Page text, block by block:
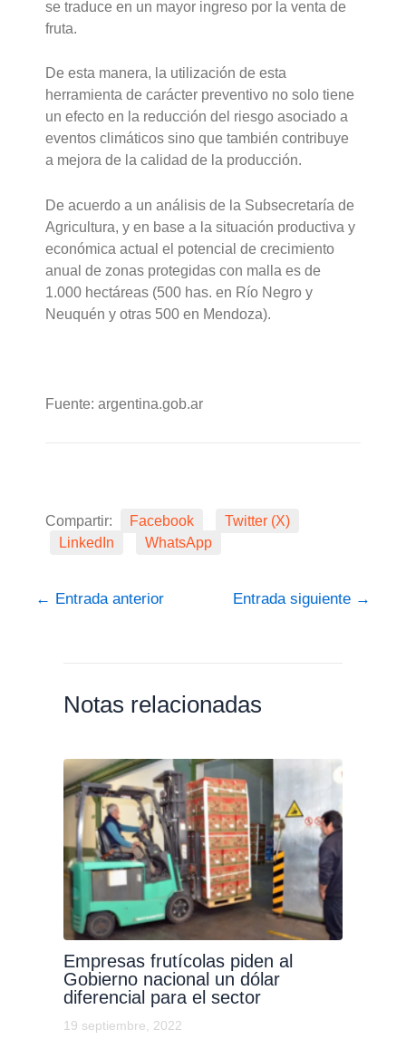
se traduce en un mayor ingreso por la venta de
fruta.
De esta manera, la utilización de esta
herramienta de carácter preventivo no solo tiene
un efecto en la reducción del riesgo asociado a
eventos climáticos sino que también contribuye
a mejora de la calidad de la producción.
De acuerdo a un análisis de la Subsecretaría de
Agricultura, y en base a la situación productiva y
económica actual el potencial de crecimiento
anual de zonas protegidas con malla es de
1.000 hectáreas (500 has. en Río Negro y
Neuquén y otras 500 en Mendoza).
Fuente: argentina.gob.ar
Compartir: Facebook
Twitter (X)
LinkedIn
WhatsApp
← Entrada anterior Entrada siguiente →
Notas relacionadas
Empresas frutícolas piden al
Gobierno nacional un dólar
diferencial para el sector
19 septiembre, 2022